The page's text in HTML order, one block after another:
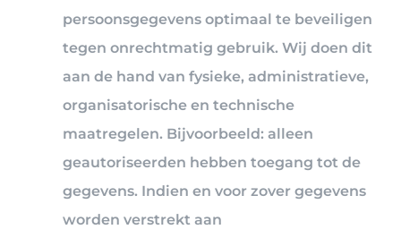
persoonsgegevens optimaal te beveiligen
tegen onrechtmatig gebruik. Wij doen dit
aan de hand van fysieke, administratieve,
organisatorische en technische
maatregelen. Bijvoorbeeld: alleen
geautoriseerden hebben toegang tot de
gegevens. Indien en voor zover gegevens
worden verstrekt aan